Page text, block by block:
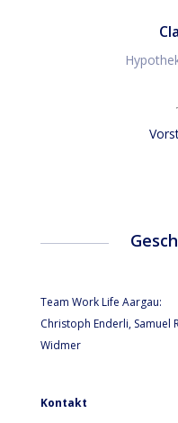
Team Work Life Aargau:
Christoph Enderli, Samuel
Widmer
Kontakt